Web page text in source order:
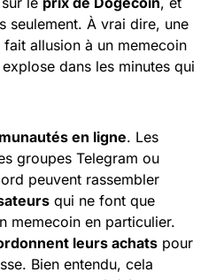
seulement. À vrai dire, une
allusion à un memecoin
dans les minutes qui
en ligne. Les
groupes Telegram ou
peuvent rassembler
qui ne font que
memecoin en particulier.
leurs achats pour
Bien entendu, cela